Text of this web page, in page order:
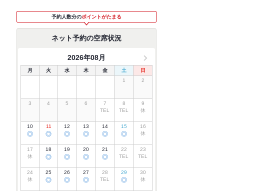
予約人数分のポイントがたまる
ネット予約の空席状況
2026年08月
月 火 水 木 金 土
日
1
2
3 4 5 6
7
TEL
8
TEL
9
休
10
◎
11
◎
12
◎
13
◎
14
◎
15
◎
16
休
17
休
18
◎
19
◎
20
◎
21
◎
22
TEL
23
TEL
24
休
25
◎
26
◎
27
◎
28
TEL
29
◎
30
休